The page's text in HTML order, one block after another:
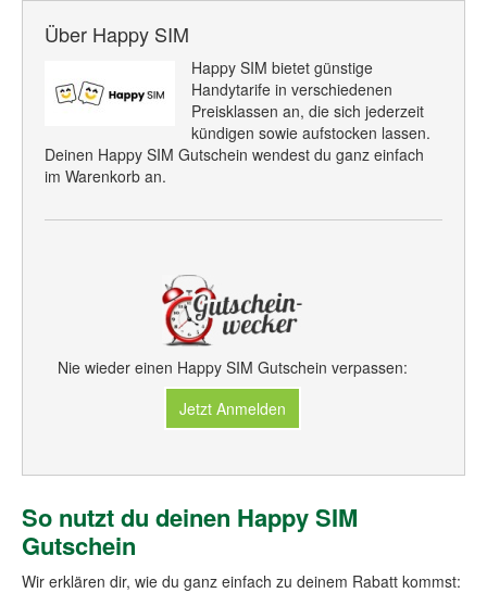
Über Happy SIM
Happy SIM bietet günstige
Handytarife in verschiedenen
Preisklassen an, die sich jederzeit
kündigen sowie aufstocken lassen.
Deinen Happy SIM Gutschein wendest du ganz einfach
im Warenkorb an.
Nie wieder einen Happy SIM Gutschein verpassen:
Jetzt Anmelden
So nutzt du deinen Happy SIM
Gutschein
Wir erklären dir, wie du ganz einfach zu deinem Rabatt kommst: